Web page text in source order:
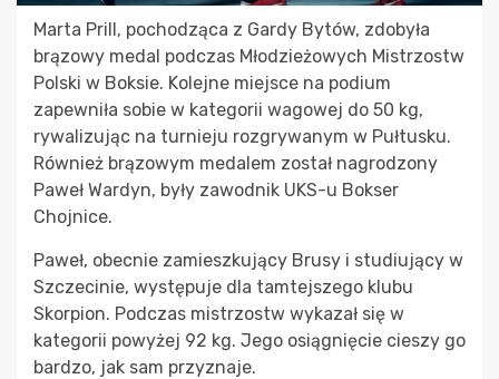
Marta Prill, pochodząca z Gardy Bytów, zdobyła
brązowy medal podczas Młodzieżowych Mistrzostw
Polski w Boksie. Kolejne miejsce na podium
zapewniła sobie w kategorii wagowej do 50 kg,
rywalizując na turnieju rozgrywanym w Pułtusku.
Również brązowym medalem został nagrodzony
Paweł Wardyn, były zawodnik UKS-u Bokser
Chojnice.
Paweł, obecnie zamieszkujący Brusy i studiujący w
Szczecinie, występuje dla tamtejszego klubu
Skorpion. Podczas mistrzostw wykazał się w
kategorii powyżej 92 kg. Jego osiągnięcie cieszy go
bardzo, jak sam przyznaje.